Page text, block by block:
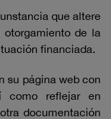
que altere
de la
financiada.
su página web con
como reflejar en
documentación